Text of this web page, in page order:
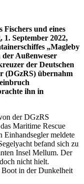
Fischers und eines
September 2022,
„Magleby
Außenweser
der Deutschen
(DGzRS) übernahm
ihn in
der DGzRS
Maritime Rescue
meldete
befand sich zu
Insel Mellum. Der
nicht hielt.
Boot in der Dunkelheit